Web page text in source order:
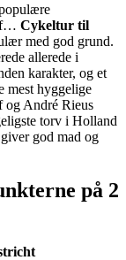
Cykeltur til
med god grund.
allerede i
karakter, og et
mest hyggelige
og André Rieus
torv i Holland
god mad og
på 2